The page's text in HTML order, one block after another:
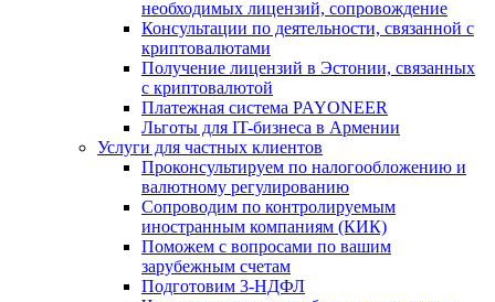
необходимых лицензий, сопровождение
Консультации по деятельности, связанной с
криптовалютами
Получение лицензий в Эстонии, связанных
с криптовалютой
Платежная система PAYONEER
Льготы для IT-бизнеса в Армении
Услуги для частных клиентов
Проконсультируем по налогообложению и
валютному регулированию
Сопроводим по контролируемым
иностранным компаниям (КИК)
Поможем с вопросами по вашим
зарубежным счетам
Подготовим 3-НДФЛ